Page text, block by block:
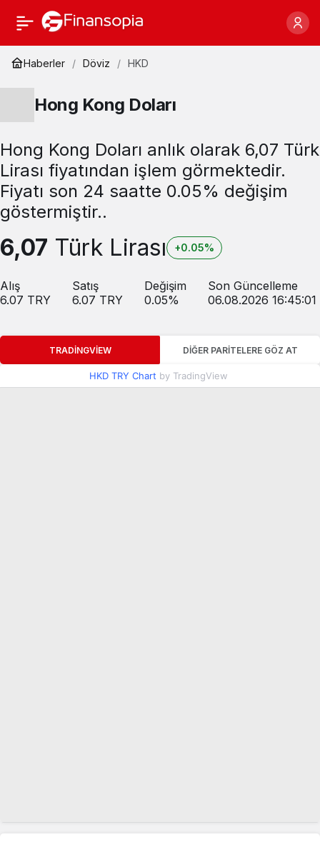
Haberler Döviz HKD
Hong Kong Doları
Hong Kong Doları anlık olarak 6,07 Türk
Lirası fiyatından işlem görmektedir.
Fiyatı son 24 saatte 0.05% değişim
göstermiştir..
6,07 Türk Lirası +0.05%
Alış
6.07 TRY
Satış
6.07 TRY
Değişim
0.05%
Son Güncelleme
06.08.2026 16:45:01
TRADINGVIEW DIĞER PARITELERE GÖZ AT
HKD TRY Chart by TradingView